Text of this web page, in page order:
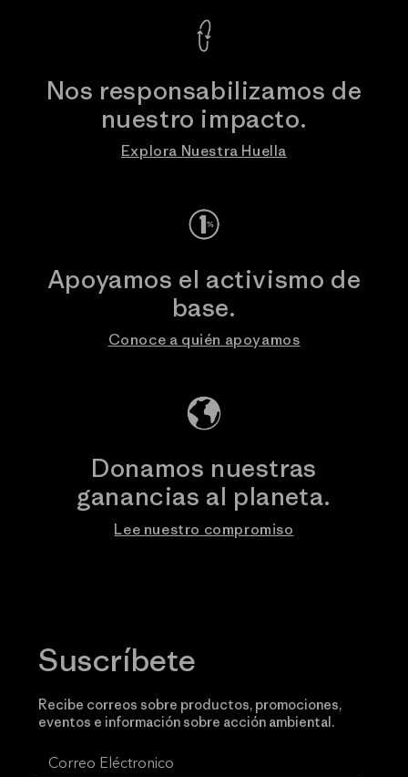
Nos responsabilizamos de
nuestro impacto.
Explora Nuestra Huella
Apoyamos el activismo de
base.
Conoce a quién apoyamos
Donamos nuestras
ganancias al planeta.
Lee nuestro compromiso
Suscríbete
Recibe correos sobre productos, promociones,
eventos e información sobre acción ambiental.